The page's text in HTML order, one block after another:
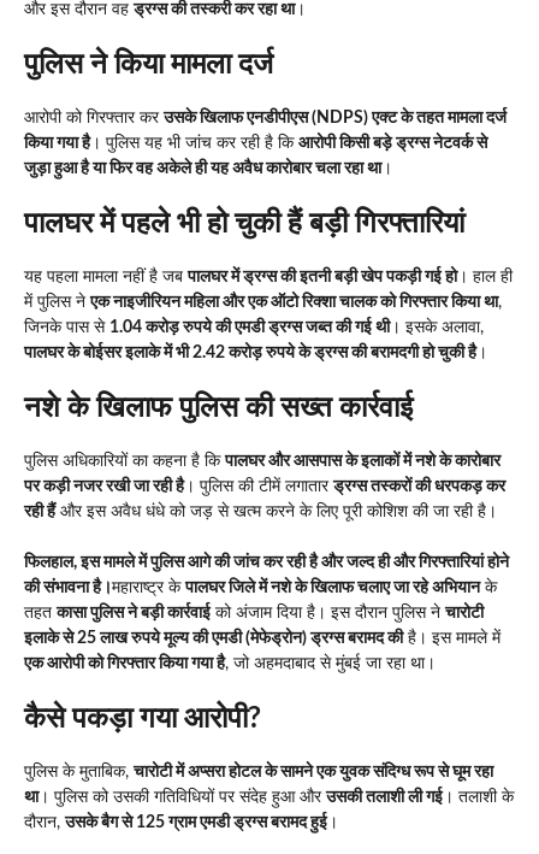
और इस दौरान वहड्रग्स की तस्करी कर रहा था।
पुलिस ने किया मामला दर्ज
आरोपी को गिरफ्तार करउसके खिलाफ एनडीपीएस (NDPS) एक्ट के तहत मामला दर्ज
किया गया है। पुलिस यह भी जांच कर रही है कि आरोपी किसी बड़े ड्रग्स नेटवर्क से
जुड़ा हुआ है या फिर वह अकेले ही यह अवैध कारोबार चला रहा था।
पालघर में पहले भी हो चुकी हैं बड़ी गिरफ्तारियां
यह पहला मामला नहीं है जबपालघर में ड्रग्स की इतनी बड़ी खेप पकड़ी गई हो। हाल ही
में पुलिस नेएक नाइजीरियन महिला और एक ऑटो रिक्शा चालक को गिरफ्तार किया था,
जिनके पास से 1.04 करोड़ रुपये की एमडी ड्रग्स जब्त की गई थी। इसके अलावा,
पालघर के बोईसर इलाके में भी 2.42 करोड़ रुपये के ड्रग्स की बरामदगी हो चुकी है।
नशे के खिलाफ पुलिस की सख्त कार्रवाई
पुलिस अधिकारियों का कहना है किपालघर और आसपास के इलाकों में नशे के कारोबार
पर कड़ी नजर रखी जा रही है। पुलिस की टीमें लगातारड्रग्स तस्करों की धरपकड़ कर
रही हैंऔर इस अवैध धंधे को जड़ से खत्म करने के लिए पूरी कोशिश की जा रही है।
फिलहाल, इस मामले में पुलिस आगे की जांच कर रही है और जल्द ही और गिरफ्तारियां होने
की संभावना है।महाराष्ट्र केपालघर जिले में नशे के खिलाफ चलाए जा रहे अभियानके
तहतकासा पुलिस ने बड़ी कार्रवाईको अंजाम दिया है। इस दौरान पुलिस नेचारोटी
इलाके से 25 लाख रुपये मूल्य की एमडी (मेफेड्रोन) ड्रग्स बरामद कीहै। इस मामले में
एक आरोपी को गिरफ्तार किया गया है, जो अहमदाबाद से मुंबई जा रहा था।
कैसे पकड़ा गया आरोपी?
पुलिस के मुताबिक,चारोटी में अप्सरा होटल के सामने एक युवक संदिग्ध रूप से घूम रहा
था। पुलिस को उसकी गतिविधियों पर संदेह हुआ औरउसकी तलाशी ली गई। तलाशी के
दौरान,उसके बैग से 125 ग्राम एमडी ड्रग्स बरामद हुई।